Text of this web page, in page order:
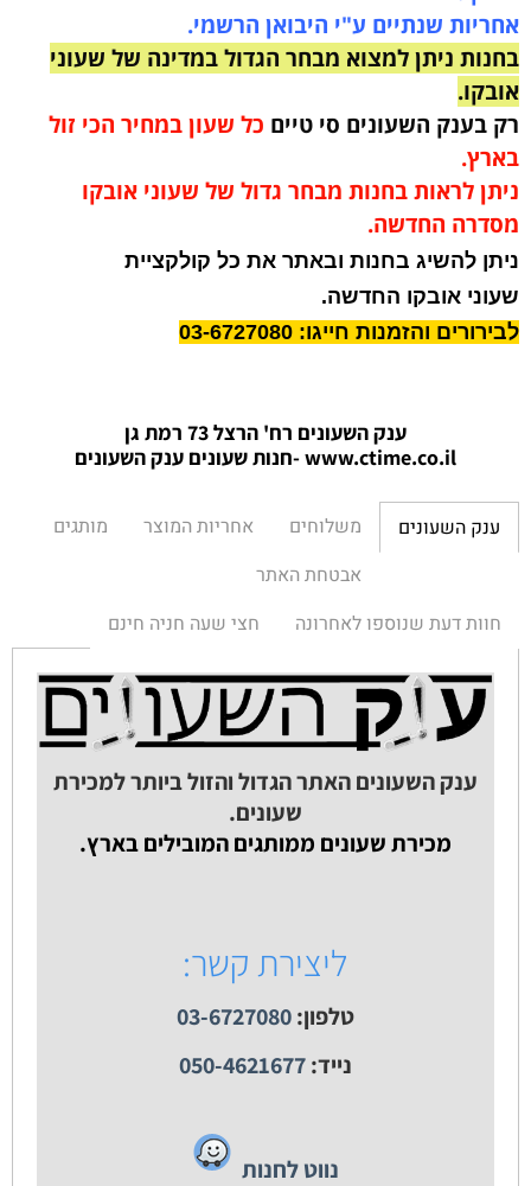
אחריות שנתיים ע"י היבואן הרשמי.
בחנות ניתן למצוא מבחר הגדול במדינה של שעוני
אובקו.
רק בענק השעונים סי טיים כל שעון במחיר הכי זול
בארץ.
ניתן לראות בחנות מבחר גדול של שעוני אובקו
מסדרה החדשה.
ניתן להשיג בחנות ובאתר את כל קולקציית
שעוני אובקו החדשה.
לבירורים והזמנות חייגו: 03-6727080
ענק השעונים רח' הרצל 73 רמת גן
www.ctime.co.il-חנות שעונים ענק השעונים
ענק השעונים משלוחים אחריות המוצר
מותגים
אבטחת האתר
חוות דעת שנוספו לאחרונה
חצי שעה חניה חינם
ענק השעונים האתר הגדול והזול ביותר למכירת
שעונים.
מכירת שעונים ממותגים המובילים בארץ.
ליצירת קשר:
טלפון:03-6727080
נייד:050-4621677
נווט לחנות